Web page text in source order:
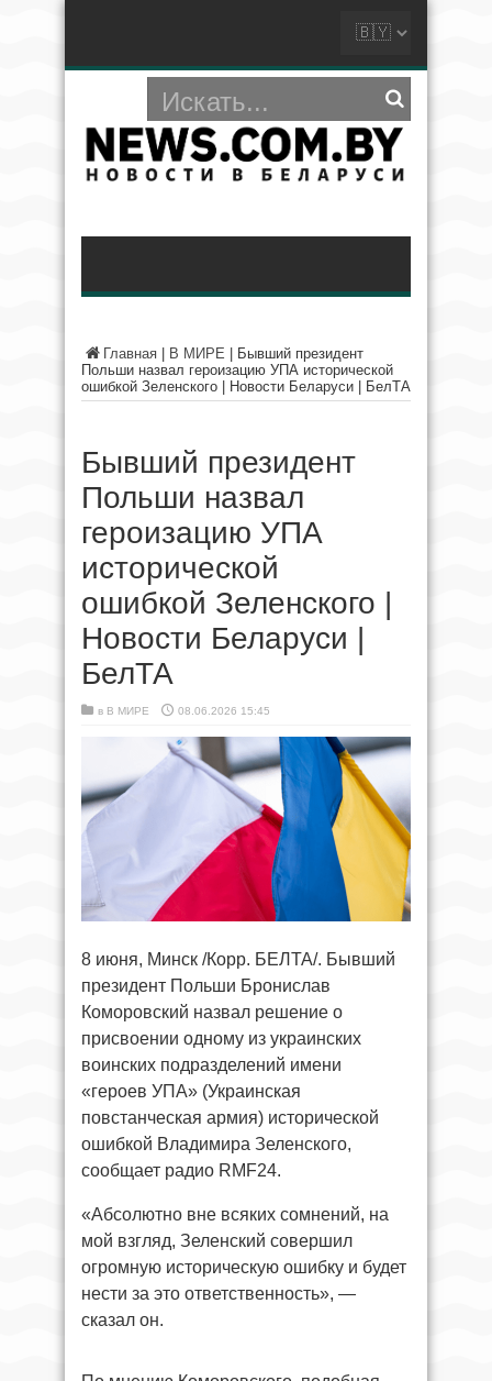
Главная В МИРЕ
Бывший президент
Польши назвал героизацию УПА исторической
ошибкой Зеленского | Новости Беларуси | БелТА
Бывший президент
Польши назвал
героизацию УПА
исторической
ошибкой Зеленского |
Новости Беларуси |
БелТА
в В МИРЕ 08.06.2026 15:45
8 июня, Минск /Корр. БЕЛТА/. Бывший
президент Польши Бронислав
Коморовский назвал решение о
присвоении одному из украинских
воинских подразделений имени
«героев УПА» (Украинская
повстанческая армия) исторической
ошибкой Владимира Зеленского,
сообщает радио RMF24.
«Абсолютно вне всяких сомнений, на
мой взгляд, Зеленский совершил
огромную историческую ошибку и будет
нести за это ответственность», —
сказал он.